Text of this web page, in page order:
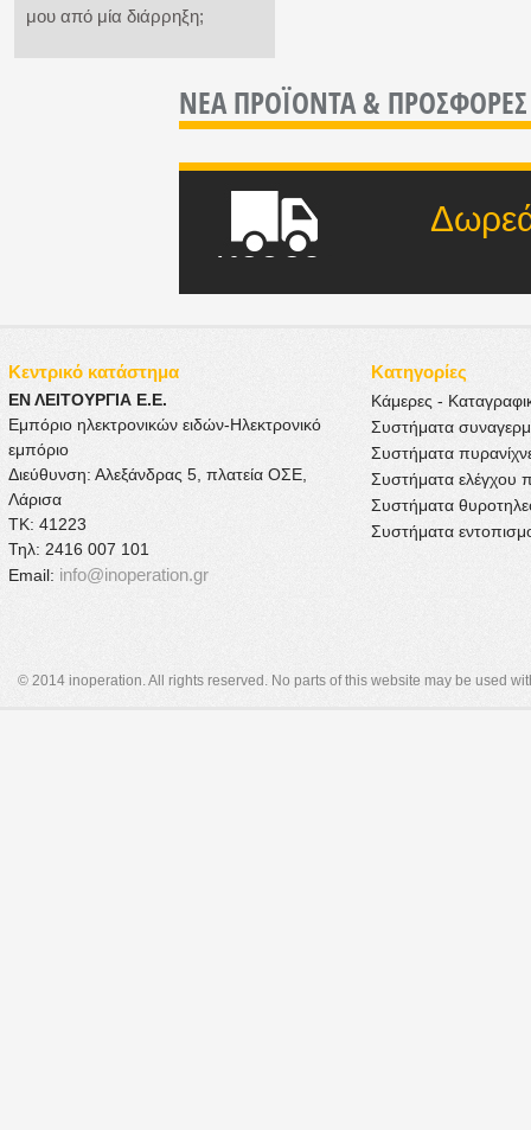
μου από μία διάρρηξη;
ΝΕΑ ΠΡΟΪΟΝΤΑ & ΠΡΟΣΦΟΡΕΣ
Δωρεάν
ποσού
Κεντρικό κατάστημα Κατηγορίες
ΕΝ ΛΕΙΤΟΥΡΓΙΑ Ε.Ε.
Εμπόριο ηλεκτρονικών ειδών-Ηλεκτρονικό
εμπόριο
Διεύθυνση: Αλεξάνδρας 5, πλατεία ΟΣΕ,
Λάρισα
ΤΚ: 41223
Τηλ: 2416 007 101
Email: info@inoperation.gr
Κάμερες -
Συστήματα
Συστήματα
Συστήματα ελέγχου
Συστήματα
Συστήματα
© 2014 inoperation. All rights reserved. No parts of this website may be used